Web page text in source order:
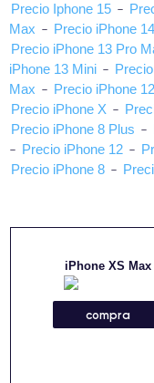
Precio Iphone 15 -
Max - Precio iPhone
Precio iPhone 13 Pro
iPhone 13 Mini -
Max - Precio iPhone
Precio iPhone X -
Precio iPhone 8 Plus -
- Precio iPhone 12 -
Precio iPhone 8 -
iPhone XS Max
compra